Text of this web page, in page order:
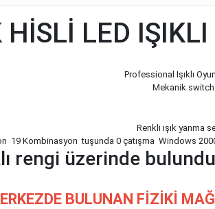
LED
Professional Işıklı
Mekanik
Renkli ışık yanma
19 Kombinasyon tuşunda 0 çatışma Windows
rengi üzerinde
BULUNAN FİZİKİ